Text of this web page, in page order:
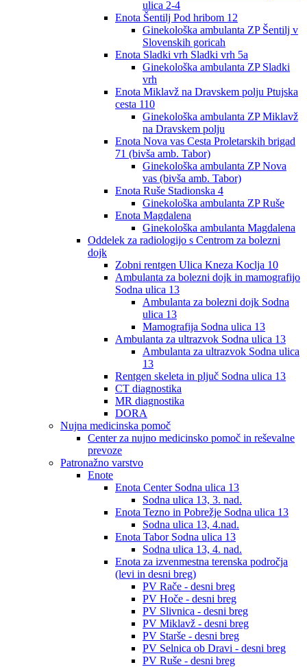
ulica 2-4
Enota Šentilj Pod hribom 12
Ginekološka ambulanta ZP Šentilj v
Slovenskih goricah
Enota Sladki vrh Sladki vrh 5a
Ginekološka ambulanta ZP Sladki
vrh
Enota Miklavž na Dravskem polju Ptujska
cesta 110
Ginekološka ambulanta ZP Miklavž
na Dravskem polju
Enota Nova vas Cesta Proletarskih brigad
71 (bivša amb. Tabor)
Ginekološka ambulanta ZP Nova
vas (bivša amb. Tabor)
Enota Ruše Stadionska 4
Ginekološka ambulanta ZP Ruše
Enota Magdalena
Ginekološka ambulanta Magdalena
Oddelek za radiologijo s Centrom za bolezni
dojk
Zobni rentgen Ulica Kneza Koclja 10
Ambulanta za bolezni dojk in mamografijo
Sodna ulica 13
Ambulanta za bolezni dojk Sodna
ulica 13
Mamografija Sodna ulica 13
Ambulanta za ultrazvok Sodna ulica 13
Ambulanta za ultrazvok Sodna ulica
13
Rentgen skeleta in pljuč Sodna ulica 13
CT diagnostika
MR diagnostika
DORA
Nujna medicinska pomoč
Center za nujno medicinsko pomoč in reševalne
prevoze
Patronažno varstvo
Enote
Enota Center Sodna ulica 13
Sodna ulica 13, 3. nad.
Enota Tezno in Pobrežje Sodna ulica 13
Sodna ulica 13, 4.nad.
Enota Tabor Sodna ulica 13
Sodna ulica 13, 4. nad.
Enota za izvenmestna terenska področja
(levi in desni breg)
PV Rače - desni breg
PV Hoče - desni breg
PV Slivnica - desni breg
PV Miklavž - desni breg
PV Starše - desni breg
PV Selnica ob Dravi - desni breg
PV Ruše - desni breg